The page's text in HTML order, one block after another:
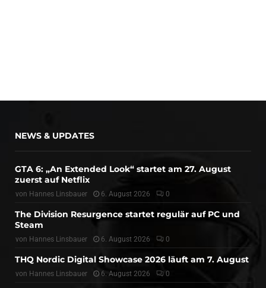
NEWS & UPDATES
GTA 6: „An Extended Look“ startet am 27. August
zuerst auf Netflix
von Hannes Linsbauer 6. August 2026 0
The Division Resurgence startet regulär auf PC und
Steam
von Hannes Linsbauer 6. August 2026 0
THQ Nordic Digital Showcase 2026 läuft am 7. August
von Hannes Linsbauer 6. August 2026 0